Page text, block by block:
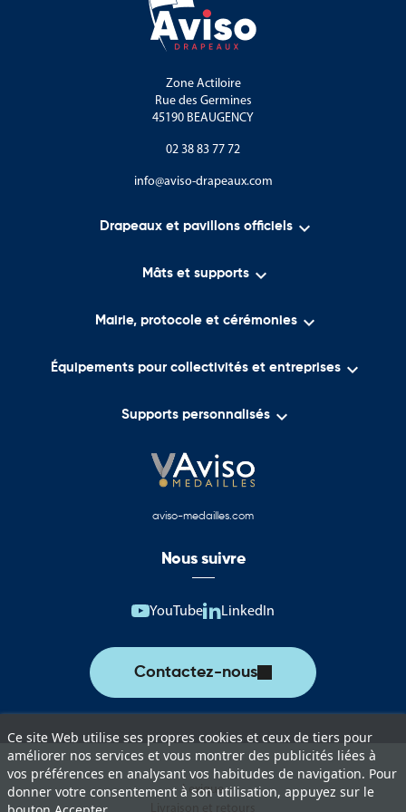
Zone Actiloire
Rue des Germines
45190 BEAUGENCY
02 38 83 77 72
info@aviso-drapeaux.com
Drapeaux et pavillons officiels 
Mâts et supports 
Mairie, protocole et cérémonies 
Équipements pour collectivités et entreprises 
Supports personnalisés 
Ce site Web utilise ses propres cookies et ceux de tiers pour
améliorer nos services et vous montrer des publicités liées à
vos préférences en analysant vos habitudes de navigation. Pour
donner votre consentement à son utilisation, appuyez sur le
aviso-medailles.com
Nous suivre
YouTube LinkedIn
Contactez-nous
Lexique